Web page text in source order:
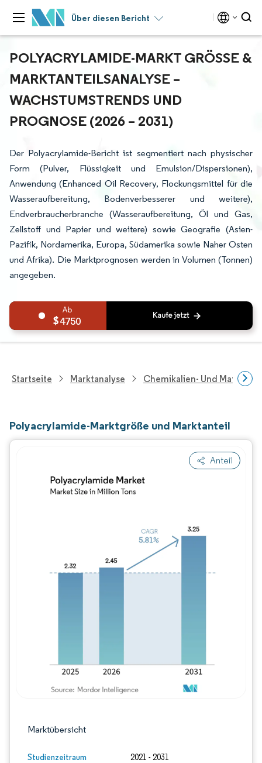
Über diesen Bericht
POLYACRYLAMIDE-MARKT GRÖSSE & M
ARKTANTEILSANALYSE – W
ACHSTUMSTRENDS UND P
ROGNOSE (2026 – 2031)
Der Polyacrylamide-Bericht ist segmentiert nach physischer
Form (Pulver, Flüssigkeit und Emulsion/Dispersionen),
Anwendung (Enhanced Oil Recovery, Flockungsmittel für die
Wasseraufbereitung, Bodenverbesserer und weitere),
Endverbraucherbranche (Wasseraufbereitung, Öl und Gas,
Zellstoff und Papier und weitere) sowie Geografie (Asien-
Pazifik, Nordamerika, Europa, Südamerika sowie Naher Osten
und Afrika). Die Marktprognosen werden in Volumen (Tonnen)
angegeben.
4750
Startseite Marktanalyse Chemikalien- Und
Polyacrylamide-Marktgröße und Marktanteil
Anteil
Marktübersicht
Studienzeitraum 2021 - 2031